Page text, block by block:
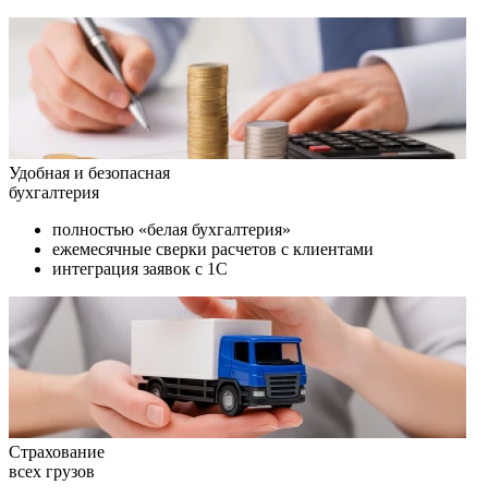
Удобная и безопасная
бухгалтерия
полностью «белая бухгалтерия»
ежемесячные сверки расчетов с клиентами
интеграция заявок с 1С
Страхование
всех грузов